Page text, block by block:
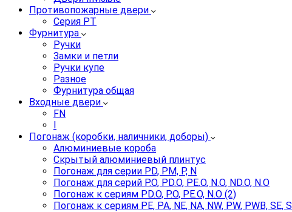
Противопожарные двери
Серия PT
Фурнитура
Ручки
Замки и петли
Ручки купе
Разное
Фурнитура общая
Входные двери
FN
I
Погонаж (коробки, наличники, доборы)
Алюминиевые короба
Скрытый алюминиевый плинтус
Погонаж для серии PD, PM, P, N
Погонаж для серий P.O, PD.O, PE.O, N.O, ND.O, N.O
Погонаж к сериям PD.O, P.O, PE.O, N.O (2)
Погонаж к сериям PE, PA, NE, NA, NW, PW, PWB, SE,